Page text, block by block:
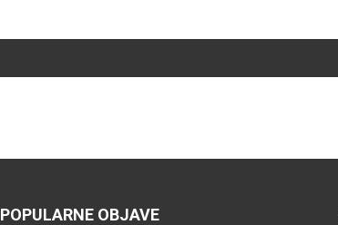
POPULARNE OBJAVE